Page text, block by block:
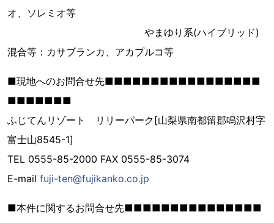
オ、ソレミオ等
やまゆり系(ハイブリッド)
混合等：カサブランカ、アカプルコ等
■現地へのお問合せ先■■■■■■■■■■■■■■■■■
■■■■■■■
ふじてんリゾート リリーパーク[山梨県南都留郡鳴沢村字
富士山8545-1]
TEL 0555-85-2000 FAX 0555-85-3074
E-mail fuji-ten@fujikanko.co.jp
■本件に関するお問合せ先■■■■■■■■■■■■■■■